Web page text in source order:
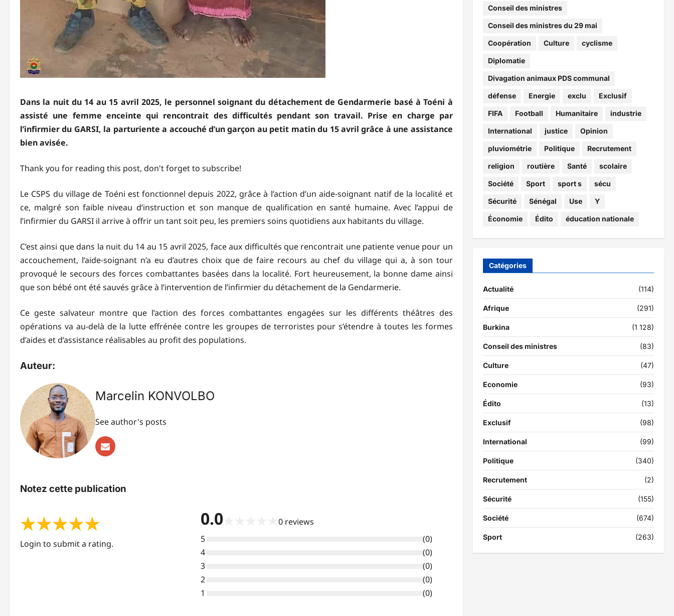
Dans la nuit du 14 au 15 avril 2025, le personnel soignant du détachement de Gendarmerie basé à Toéni à
assisté une femme enceinte qui rencontrait des difficultés pendant son travail. Prise en charge par
l’infirmier du GARSI, la parturiente a accouché d’un garçon au petit matin du 15 avril grâce à une assistance
bien avisée.
Thank you for reading this post, don't forget to subscribe!
Le CSPS du village de Toéni est fonctionnel depuis 2022, grâce à l’action d’un aide-soignant natif de la localité et
ce, malgré son faible niveau d’instruction et son manque de qualification en santé humaine. Avec l’appui de
l’infirmier du GARSI il arrive à offrir un tant soit peu, les premiers soins quotidiens aux habitants du village.
C’est ainsi que dans la nuit du 14 au 15 avril 2025, face aux difficultés que rencontrait une patiente venue pour un
accouchement, l’aide-soignant n’a eu d’autres choix que de faire recours au chef du village qui a, à son tour
provoqué le secours des forces combattantes basées dans la localité. Fort heureusement, la bonne dame ainsi
que son bébé ont été sauvés grâce à l’intervention de l’infirmier du détachement de la Gendarmerie.
Ce geste salvateur montre que l’action des forces combattantes engagées sur les différents théâtres des
opérations va au-delà de la lutte effrénée contre les groupes de terroristes pour s’étendre à toutes les formes
d’aides et d’assistance réalisables au profit des populations.
Auteur:
Marcelin KONVOLBO
See author's posts
Notez cette publication
★★★★★
Login to submit a rating.
0.0★ 0 reviews
5
(0)
4
(0)
3
(0)
2
(0)
1
(0)
Conseil des ministres
Conseil des ministres du 29 mai
Coopération Culture cyclisme
Diplomatie
Divagation animaux PDS communal
défense Energie exclu Exclusif
FIFA Football Humanitaire industrie
International justice Opinion
pluviométrie Politique Recrutement
religion routière Santé scolaire
Société Sport sport s sécu
Sécurité Sénégal Use Y
Économie Édito éducation nationale
Catégories
Actualité (114)
Afrique (291)
Burkina (1 128)
Conseil des ministres (83)
Culture (47)
Economie (93)
Édito (13)
Exclusif (98)
International (99)
Politique (340)
Recrutement (2)
Sécurité (155)
Société (674)
Sport (263)